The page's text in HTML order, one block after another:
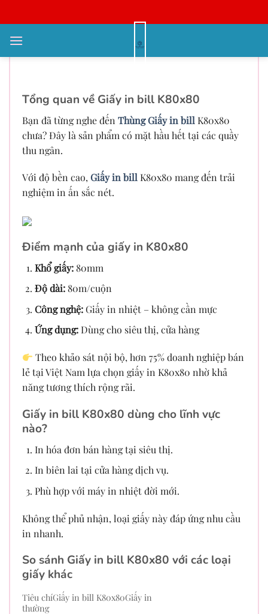
qua
nội
Thùng Giấy in bill K80x80 chất
Tổng quan về Giấy in bill K80x80
Bạn đã từng nghe đến Thùng Giấy in bill K80x80
chưa? Đây là sản phẩm có mặt hầu hết tại các quầy
thu ngân.
Với độ bền cao, Giấy in billK80x80 mang đến trải
nghiệm in ấn sắc nét.
Điểm mạnh của giấy in K80x80
Khổ giấy:80mm
Độ dài:80m/cuộn
Công nghệ:Giấy in nhiệt – không cần mực
Ứng dụng:Dùng cho siêu thị, cửa hàng
Theo khảo sát nội bộ, hơn 75% doanh nghiệp bán
lẻ tại Việt Nam lựa chọn giấy in K80x80 nhờ khả
năng tương thích rộng rãi.
Giấy in bill K80x80 dùng cho lĩnh vực
nào?
In hóa đơn bán hàng tại siêu thị.
In biên lai tại cửa hàng dịch vụ.
Phù hợp với máy in nhiệt đời mới.
Không thể phủ nhận, loại giấy này đáp ứng nhu cầu
in nhanh.
So sánh Giấy in bill K80x80 với các loại
giấy khác
Tiêu chíGiấy in bill K80x80Giấy in
thường